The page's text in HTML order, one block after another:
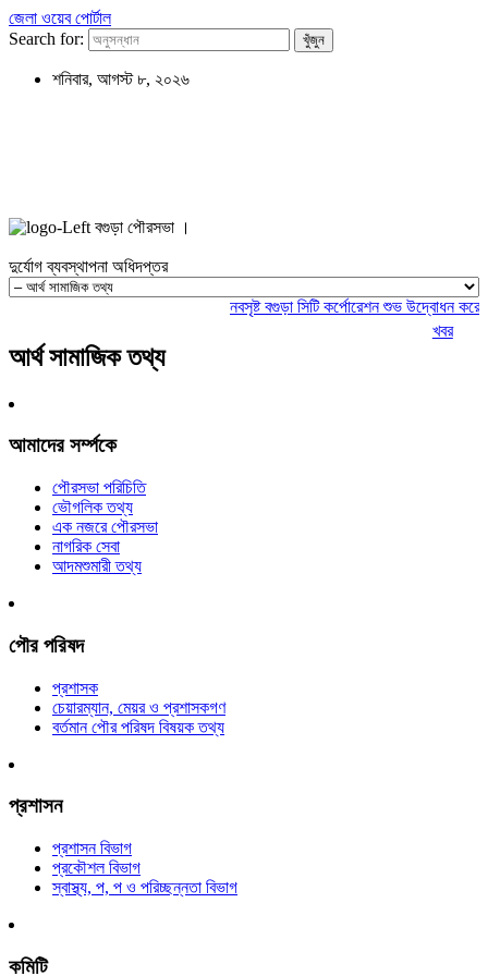
জেলা ওয়েব পোর্টাল
Search for:
শনিবার, আগস্ট ৮, ২০২৬
বগুড়া পৌরসভা ।
দুর্যোগ ব্যবস্থাপনা অধিদপ্তর
নবসৃষ্ট বগুড়া সিটি কর্পোরেশন শুভ উদ্বোধন করেন
খবর
আর্থ সামাজিক তথ্য
আমাদের সর্ম্পকে
পৌরসভা পরিচিতি
ভৌগলিক তথ্য
এক নজরে পৌরসভা
নাগরিক সেবা
আদমশুমারী তথ্য
পৌর পরিষদ
প্রশাসক
চেয়ারম্যান, মেয়র ও প্রশাসকগণ
বর্তমান পৌর পরিষদ বিষয়ক তথ্য
প্রশাসন
প্রশাসন বিভাগ
প্রকৌশল বিভাগ
স্বাস্থ্য, প, প ও পরিচ্ছন্নতা ‍বিভাগ
কমিটি